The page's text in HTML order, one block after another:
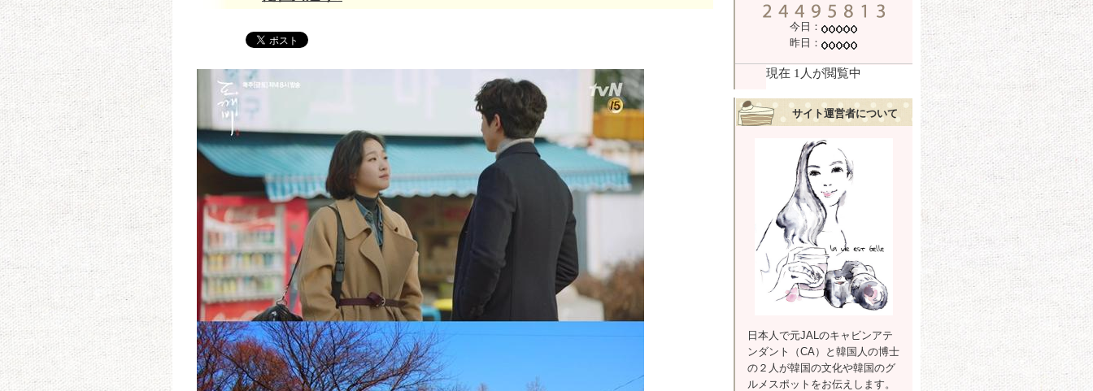
今日：
昨日：
サイト運営者について
日本人で元JALのキャビンアテ
ンダント（CA）と韓国人の博士
の２人が韓国の文化や韓国のグ
ルメスポットをお伝えします。